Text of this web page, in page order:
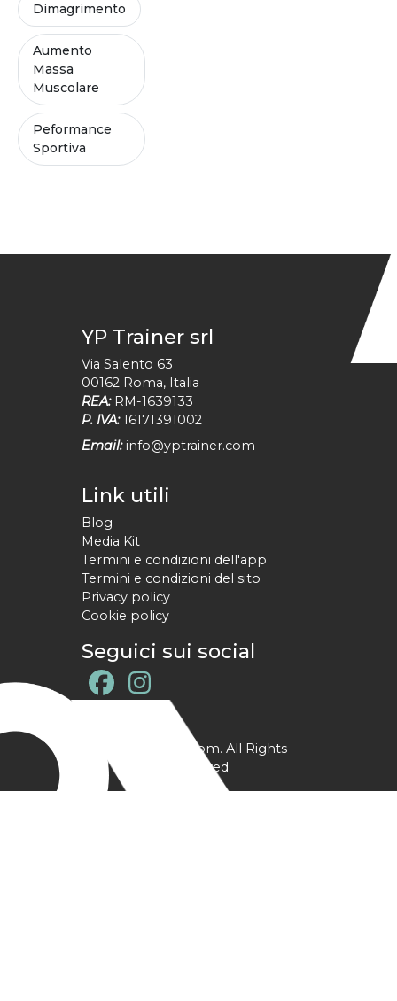
Dimagrimento
Aumento
Massa
Muscolare
Peformance
Sportiva
YP Trainer srl
Via Salento 63
00162 Roma, Italia
REA: RM-1639133
P. IVA: 16171391002
Email: info@yptrainer.com
Link utili
Blog
Media Kit
Termini e condizioni dell'app
Termini e condizioni del sito
Privacy policy
Cookie policy
Seguici sui social
@ YPtrainer.com. All Rights
Reserved